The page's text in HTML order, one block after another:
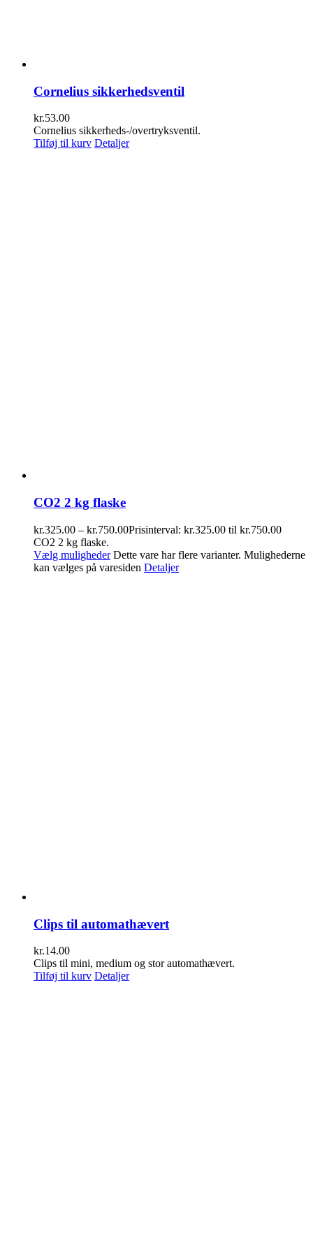
Cornelius sikkerhedsventil
kr.53.00
Cornelius sikkerheds-/overtryksventil.
Tilføj til kurv Detaljer
CO2 2 kg flaske
kr.325.00 – kr.750.00Prisinterval: kr.325.00 til kr.750.00
CO2 2 kg flaske.
Vælg muligheder Dette vare har flere varianter. Mulighederne
kan vælges på varesiden Detaljer
Clips til automathævert
kr.14.00
Clips til mini, medium og stor automathævert.
Tilføj til kurv Detaljer